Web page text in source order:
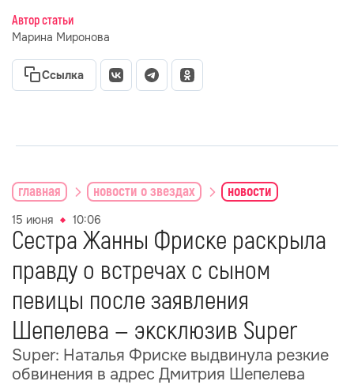
Автор статьи
Марина Миронова
Ссылка
главная новости о звездах новости
15 июня 10:06
Сестра Жанны Фриске раскрыла
правду о встречах с сыном
певицы после заявления
Шепелева — эксклюзив Super
Super: Наталья Фриске выдвинула резкие
обвинения в адрес Дмитрия Шепелева